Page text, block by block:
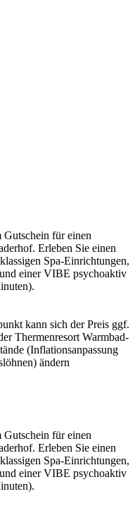
Gutschein für einen
Erleben Sie einen
Spa-Einrichtungen,
einer VIBE psychoaktiv
kann sich der Preis ggf.
Thermenresort Warmbad-
(Inflationsanpassung
ändern
für einen
Erleben Sie einen
Spa-Einrichtungen,
einer VIBE psychoaktiv